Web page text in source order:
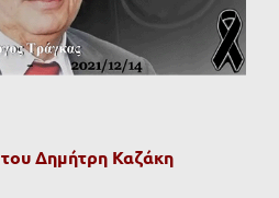
του Δημήτρη Καζάκη